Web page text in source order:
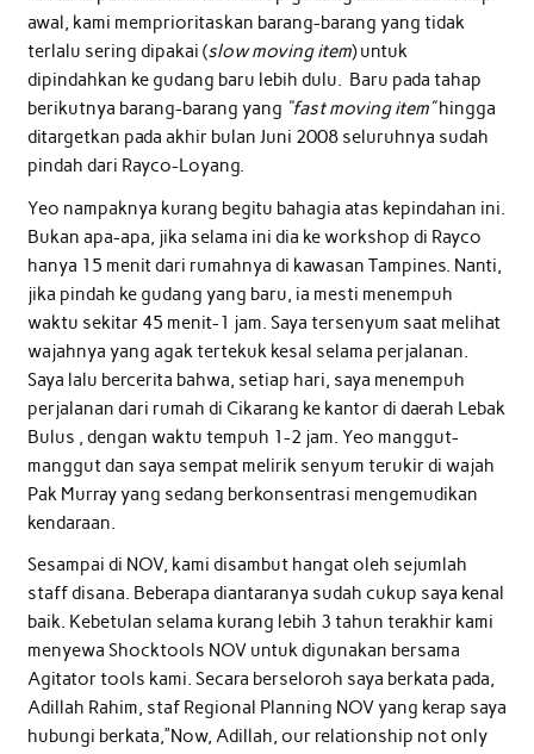
awal, kami memprioritaskan barang-barang yang tidak
terlalu sering dipakai (slow moving item) untuk
dipindahkan ke gudang baru lebih dulu. Baru pada tahap
berikutnya barang-barang yang “fast moving item”hingga
ditargetkan pada akhir bulan Juni 2008 seluruhnya sudah
pindah dari Rayco-Loyang.
Yeo nampaknya kurang begitu bahagia atas kepindahan ini.
Bukan apa-apa, jika selama ini dia ke workshop di Rayco
hanya 15 menit dari rumahnya di kawasan Tampines. Nanti,
jika pindah ke gudang yang baru, ia mesti menempuh
waktu sekitar 45 menit-1 jam. Saya tersenyum saat melihat
wajahnya yang agak tertekuk kesal selama perjalanan.
Saya lalu bercerita bahwa, setiap hari, saya menempuh
perjalanan dari rumah di Cikarang ke kantor di daerah Lebak
Bulus , dengan waktu tempuh 1-2 jam. Yeo manggut-
manggut dan saya sempat melirik senyum terukir di wajah
Pak Murray yang sedang berkonsentrasi mengemudikan
kendaraan.
Sesampai di NOV, kami disambut hangat oleh sejumlah
staff disana. Beberapa diantaranya sudah cukup saya kenal
baik. Kebetulan selama kurang lebih 3 tahun terakhir kami
menyewa Shocktools NOV untuk digunakan bersama
Agitator tools kami. Secara berseloroh saya berkata pada,
Adillah Rahim, staf Regional Planning NOV yang kerap saya
hubungi berkata,”Now, Adillah, our relationship not only